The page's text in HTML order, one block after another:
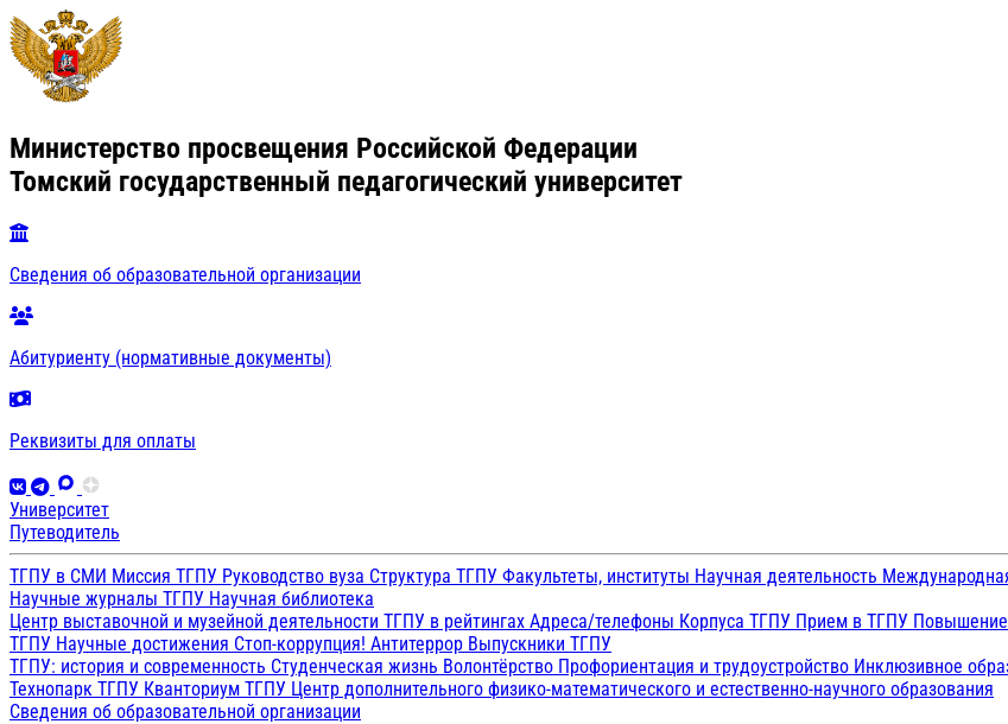
Министерство просвещения Российской Федерации
Томский государственный педагогический университет
Сведения об образовательной организации
Абитуриенту (нормативные документы)
Реквизиты для оплаты
Университет
Путеводитель
ТГПУ в СМИ Миссия ТГПУ Руководство вуза Структура ТГПУ Факультеты, институты Научная деятельность
Научные журналы ТГПУ Научная библиотека
Центр выставочной и музейной деятельности ТГПУ в рейтингах Адреса/телефоны Корпуса ТГПУ Прием в ТГПУ Повышение
ТГПУ Научные достижения Стоп-коррупция! Антитеррор Выпускники ТГПУ
ТГПУ: история и современность Студенческая жизнь Волонтёрство Профориентация и трудоустройство Инклюзивное
Технопарк ТГПУ Кванториум ТГПУ Центр дополнительного физико-математического и естественно-научного образования
Сведения об образовательной организации